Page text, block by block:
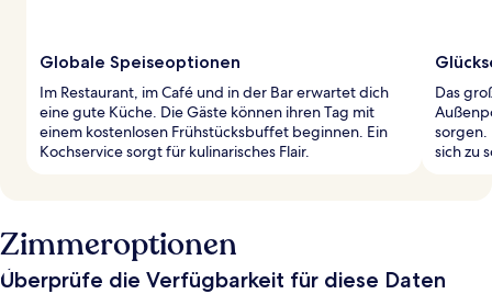
Globale Speiseoptionen
Im Restaurant, im Café und in der Bar erwartet dich
eine gute Küche. Die Gäste können ihren Tag mit
einem kostenlosen Frühstücksbuffet beginnen. Ein
Kochservice sorgt für kulinarisches Flair.
Das
sorgen.
sich zu
Zimmeroptionen
Überprüfe die Verfügbarkeit für diese Daten